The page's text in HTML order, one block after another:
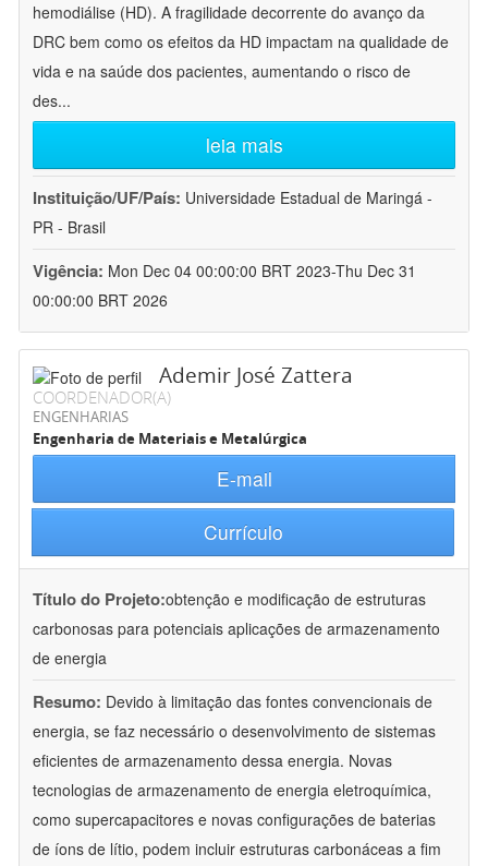
hemodiálise (HD). A fragilidade decorrente do avanço da
DRC bem como os efeitos da HD impactam na qualidade de
vida e na saúde dos pacientes, aumentando o risco de
des...
leia mais
Instituição/UF/País: Universidade Estadual de Maringá -
PR - Brasil
Vigência: Mon Dec 04 00:00:00 BRT 2023-Thu Dec 31
00:00:00 BRT 2026
Ademir José Zattera
COORDENADOR(A)
ENGENHARIAS
Engenharia de Materiais e Metalúrgica
E-mail
Currículo
Título do Projeto:obtenção e modificação de estruturas
carbonosas para potenciais aplicações de armazenamento
de energia
Resumo: Devido à limitação das fontes convencionais de
energia, se faz necessário o desenvolvimento de sistemas
eficientes de armazenamento dessa energia. Novas
tecnologias de armazenamento de energia eletroquímica,
como supercapacitores e novas configurações de baterias
de íons de lítio, podem incluir estruturas carbonáceas a fim